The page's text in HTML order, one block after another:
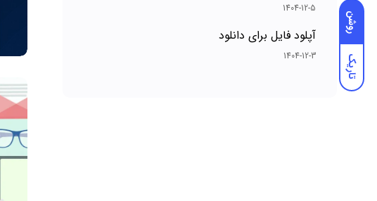
روشن
تاریک
1404-12-5
آپلود فایل برای دانلود
1404-12-3